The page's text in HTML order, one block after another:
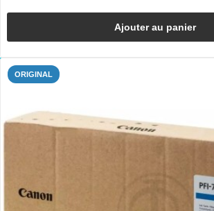
Ajouter au panier
ORIGINAL